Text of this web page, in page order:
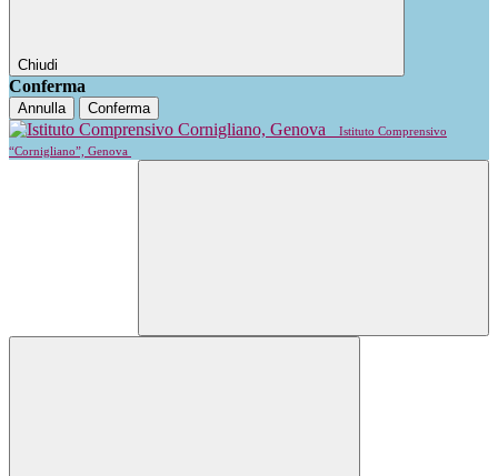
Chiudi
Conferma
Annulla Conferma
Istituto Comprensivo
“Cornigliano”, Genova